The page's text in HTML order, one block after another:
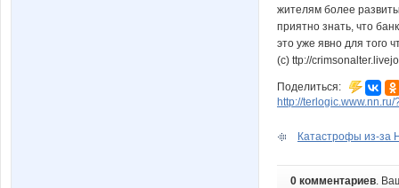
жителям более
приятно знать, что
это уже явно для того
(с) ttp://
Поделиться:
http://
Катастрофы из-за
0 комментариев.